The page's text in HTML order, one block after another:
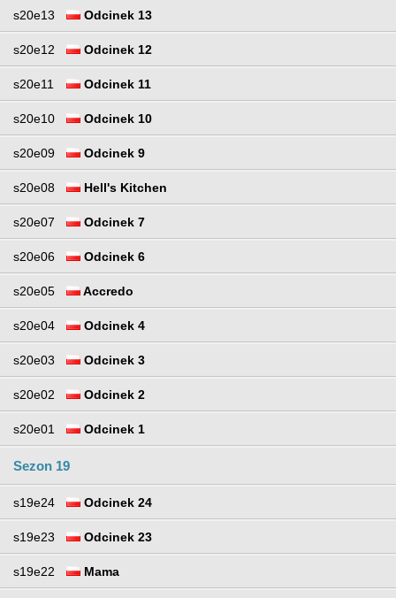
s20e13 Odcinek 13
s20e12 Odcinek 12
s20e11 Odcinek 11
s20e10 Odcinek 10
s20e09 Odcinek 9
s20e08 Hell's Kitchen
s20e07 Odcinek 7
s20e06 Odcinek 6
s20e05 Accredo
s20e04 Odcinek 4
s20e03 Odcinek 3
s20e02 Odcinek 2
s20e01 Odcinek 1
Sezon 19
s19e24 Odcinek 24
s19e23 Odcinek 23
s19e22 Mama